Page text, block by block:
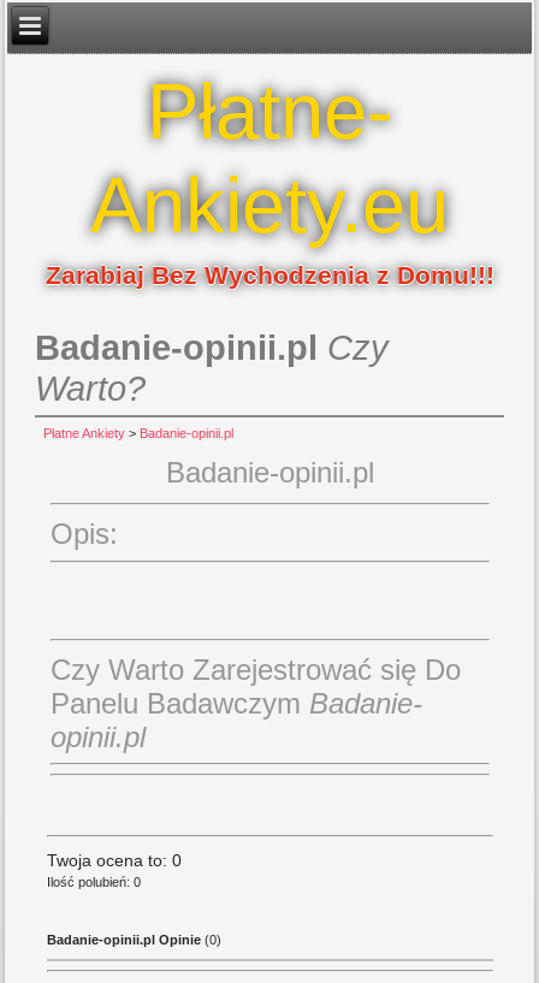
Płatne-
Ankiety.eu
Zarabiaj Bez Wychodzenia z Domu!!!
Badanie-opinii.pl Czy
Warto?
Płatne Ankiety > Badanie-opinii.pl
Badanie-opinii.pl
Opis:
Czy Warto Zarejestrować się Do
Panelu Badawczym Badanie-
opinii.pl
Twoja ocena to: 0
Ilość polubień: 0
Badanie-opinii.pl Opinie (0)